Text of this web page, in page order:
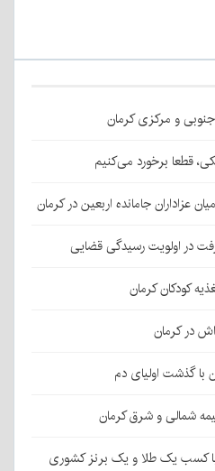
جنوبی و مرکزی کرمان
قطعا برخورد می‌کنیم
در اولویت رسیدگی قضایی
کودکان کرمان
با گذشت اولیای دم
شمالی و شرق کرمان
کسب یک طلا و یک برنز کشوری